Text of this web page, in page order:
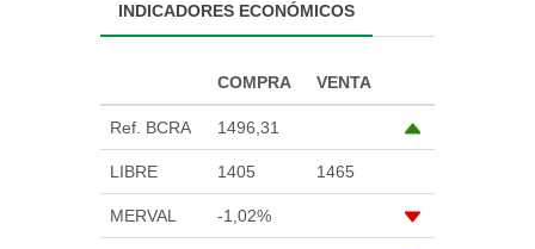
INDICADORES ECONÓMICOS
COMPRA VENTA
Ref. BCRA 1496,31
LIBRE 1405 1465
MERVAL -1,02%